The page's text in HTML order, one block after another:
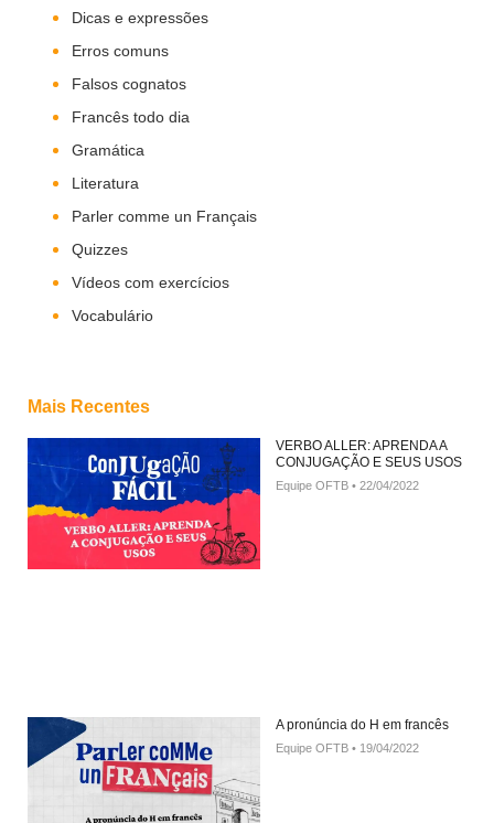
Dicas e expressões
Erros comuns
Falsos cognatos
Francês todo dia
Gramática
Literatura
Parler comme un Français
Quizzes
Vídeos com exercícios
Vocabulário
Mais Recentes
VERBO ALLER: APRENDA A
CONJUGAÇÃO E SEUS USOS
Equipe OFTB 22/04/2022
A pronúncia do H em francês
Equipe OFTB 19/04/2022